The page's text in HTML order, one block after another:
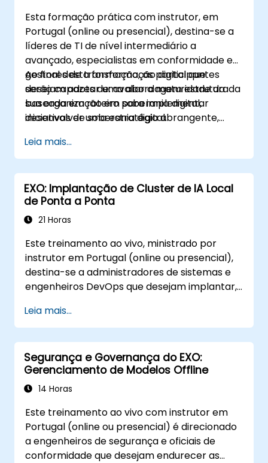
Esta formação prática com instrutor, em
Portugal (online ou presencial), destina-se a
líderes de TI de nível intermediário a
avançado, especialistas em conformidade e
gestores de transformação digital que
desejam adotar uma abordagem estruturada
baseada em roteiro para implementar
iniciativas de soberania digital.
Ao final desta formação, os participantes
serão capazes de: avaliar a maturidade da
sua organização em soberania digital,
desenvolver uma estratégia abrangente,
e estabelecer frameworks de governança.
Leia mais...
EXO: Implantação de Cluster de IA Local
de Ponta a Ponta
21 Horas
Este treinamento ao vivo, ministrado por
instrutor em Portugal (online ou presencial),
destina-se a administradores de sistemas e
engenheiros DevOps que desejam implantar,
inferência privada de LLMs em múltiplos nós
com Apple Silicon ou Linux.
Leia mais...
Segurança e Governança do EXO:
Gerenciamento de Modelos Offline
14 Horas
Este treinamento ao vivo com instrutor em
Portugal (online ou presencial) é direcionado
a engenheiros de segurança e oficiais de
conformidade que desejam endurecer as